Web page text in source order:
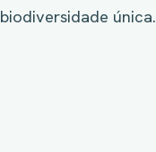
biodiversidade única.